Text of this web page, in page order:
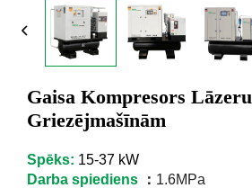
Gaisa Kompresors Lāzeru
Griezējmašīnām
Spēks: 15-37 kW
Darba spiediens
： 1.6MPa